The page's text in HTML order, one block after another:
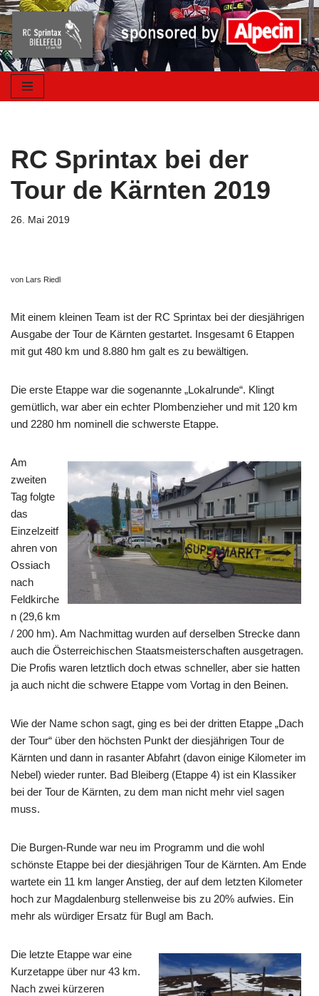
Zum
Inhalt
springen
RC Sprintax bei der
Tour de Kärnten 2019
26. Mai 2019
von Lars Riedl
Mit einem kleinen Team ist der RC Sprintax bei der diesjährigen
Ausgabe der Tour de Kärnten gestartet. Insgesamt 6 Etappen
mit gut 480 km und 8.880 hm galt es zu bewältigen.
Die erste Etappe war die sogenannte „Lokalrunde“. Klingt
gemütlich, war aber ein echter Plombenzieher und mit 120 km
und 2280 hm nominell die schwerste Etappe.
Am
zweiten
Tag folgte
das
Einzelzeitf
ahren von
Ossiach
nach
Feldkirche
n (29,6 km
/ 200 hm). Am Nachmittag wurden auf derselben Strecke dann
auch die Österreichischen Staatsmeisterschaften ausgetragen.
Die Profis waren letztlich doch etwas schneller, aber sie hatten
ja auch nicht die schwere Etappe vom Vortag in den Beinen.
Wie der Name schon sagt, ging es bei der dritten Etappe „Dach
der Tour“ über den höchsten Punkt der diesjährigen Tour de
Kärnten und dann in rasanter Abfahrt (davon einige Kilometer im
Nebel) wieder runter. Bad Bleiberg (Etappe 4) ist ein Klassiker
bei der Tour de Kärnten, zu dem man nicht mehr viel sagen
muss.
Die Burgen-Runde war neu im Programm und die wohl
schönste Etappe bei der diesjährigen Tour de Kärnten. Am Ende
wartete ein 11 km langer Anstieg, der auf dem letzten Kilometer
hoch zur Magdalenburg stellenweise bis zu 20% aufwies. Ein
mehr als würdiger Ersatz für Bugl am Bach.
Die letzte Etappe war eine
Kurzetappe über nur 43 km.
Nach zwei kürzeren